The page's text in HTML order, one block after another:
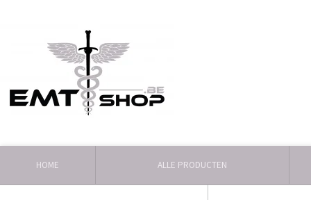
HOME ALLE PRODUCTEN